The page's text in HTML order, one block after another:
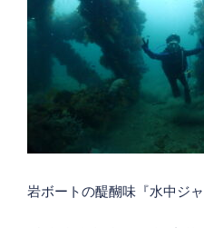
岩ボートの醍醐味『水中ジ